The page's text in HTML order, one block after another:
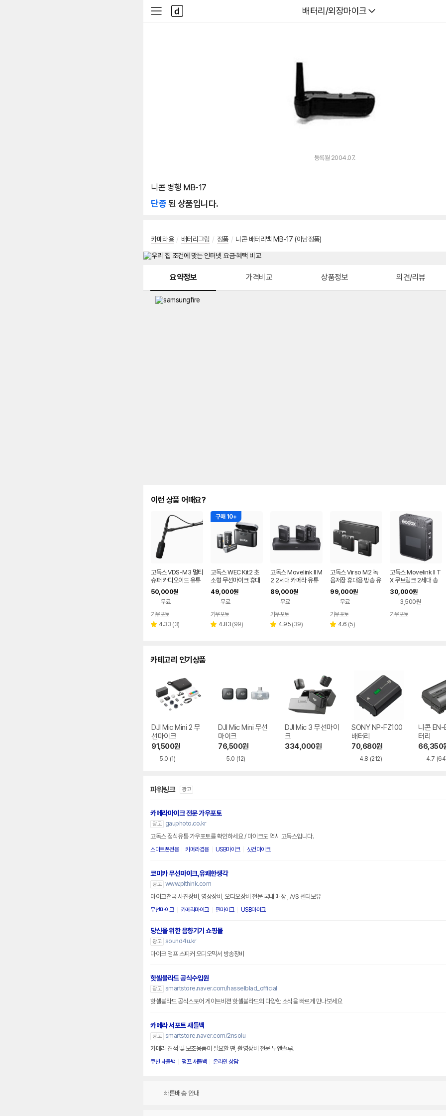
다나와
배터리/외장마이크
사
이
다
나
와
등록월 2004.07.
니콘 병행 MB-17
단종된 상품입니다.
카메라용 / 배터리그립 / 정품 / 니콘 배터리백 MB-17 (아남정품)
요약정보 가격비교 상품정보 의견/리뷰
이런 상품 어때요?
고독스 VDS-M3 멀티
슈퍼 카디오이드 유튜
브 방송용 콘덴서 샷건
마이크
50,000원
무료
페이
가우포토
별 4.33 리
(3)
구매 10+
고독스 WEC Kit2 초
소형 무선마이크 휴대
폰 휴대용 방송 유튜브
촬영 카메라 무선 마이
크 시스템
49,000원
무료
페이
가우포토
별 4.83 리
(99)
고독스 Movelink II M
2 2세대 카메라 유튜
브 방송용 컴팩트 무선
마이크 무브링크
89,000원
무료
페이
가우포토
별 4.95 리
(39)
고독스 Virso M2 녹
음저장 휴대용 방송 유
튜브 촬영 카메라 무선
마이크
99,000원
무료
페이
가우포토
별 4.6 리
(5)
고독스 Movelink II T
X 무브링크 2세대 송
신기1 단품 소형 휴대
용 방송 유튜브 촬영 카
메라 무선 마이크 시스
템
30,000원
3,500원
가우포토
카테고리 인기상품
DJI Mic Mini 2 무
선마이크
91,500원
5.0 (1)
DJI Mic Mini 무선
마이크
76,500원
5.0 (12)
DJI Mic 3 무선마이
크
334,000원
SONY NP-FZ100
배터리
70,680원
4.8 (212)
니콘 EN-
터리
66,350
4.7
파워링크 광고
카메라마이크 전문 가우포토
광고
gauphoto.co.kr
고독스 정식유통 가우포토를 확인하세요 / 마이크도 역시 고독스입니다.
스마트폰전용 카메라겸용 USB마이크 샷건마이크
코미카 무선마이크,유쾌한생각
광고 www.plthink.com
마이크천국 사진장비, 영상장비, 오디오장비 전문 국내 매장 , A/S 센터보유
무선마이크 카메라마이크 핀마이크 USB마이크
당신을 위한 음향기기 쇼핑몰
광고 sound4u.kr
마이크 앰프 스피커 오디오믹서 방송장비
핫셀블라드 공식수입원
광고 smartstore.naver.com/hasselblad_official
핫셀블라드 공식스토어 게이트비젼 핫셀블라드의 다양한 소식을 빠르게 만나보세요
카메라 서포트 새들백
광고 smartstore.naver.com/2nsolu
카메라 견적 및 보조용품이 필요할 땐, 촬영장비 전문 투앤솔루!
쿠션 새들백 펌프 새들백 온라인 상담
빠른배송 안내